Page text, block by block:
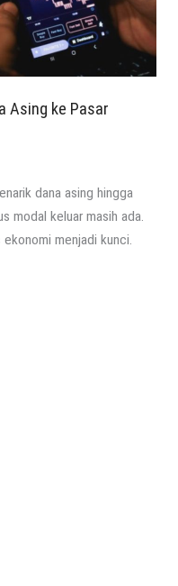
Asing ke Pasar
dana asing hingga
modal keluar masih ada.
menjadi kunci.